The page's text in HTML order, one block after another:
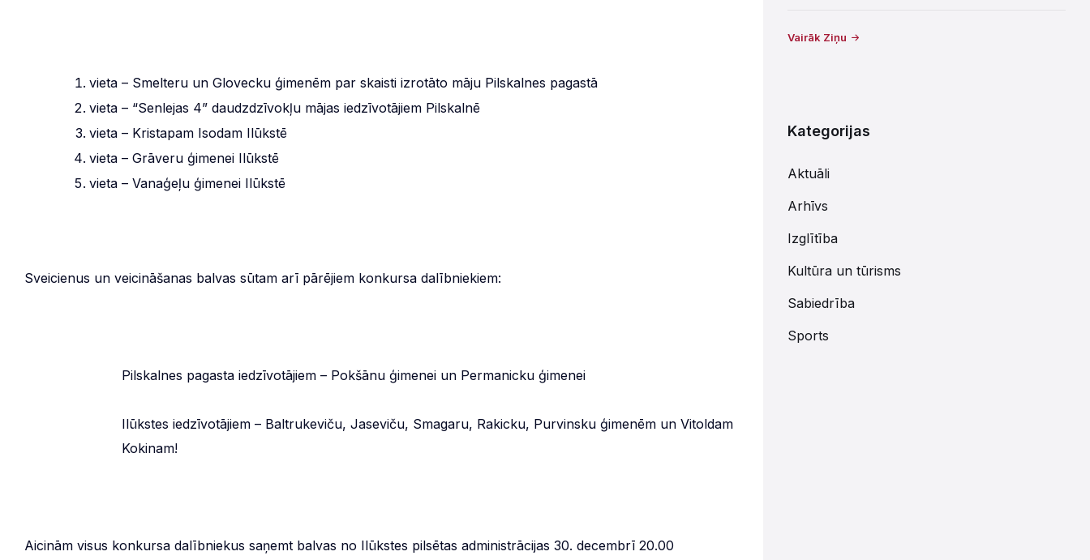
vieta – Smelteru un Glovecku ģimenēm par skaisti izrotāto māju Pilskalnes pagastā
vieta – “Senlejas 4” daudzdzīvokļu mājas iedzīvotājiem Pilskalnē
vieta – Kristapam Isodam Ilūkstē
vieta – Grāveru ģimenei Ilūkstē
vieta – Vanaģeļu ģimenei Ilūkstē
Sveicienus un veicināšanas balvas sūtam arī pārējiem konkursa dalībniekiem:
Pilskalnes pagasta iedzīvotājiem – Pokšānu ģimenei un Permanicku ģimenei
Ilūkstes iedzīvotājiem – Baltrukeviču, Jaseviču, Smagaru, Rakicku, Purvinsku ģimenēm un Vitoldam
Kokinam!
Aicinām visus konkursa dalībniekus saņemt balvas no Ilūkstes pilsētas administrācijas 30. decembrī 20.00
Vairāk Ziņu
Kategorijas
Aktuāli
Arhīvs
Izglītība
Kultūra un tūrisms
Sabiedrība
Sports